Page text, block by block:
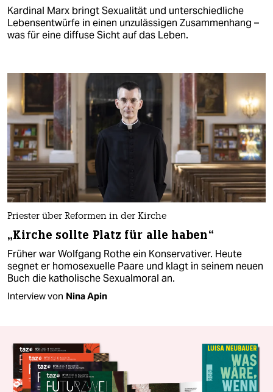
Kardinal Marx bringt Sexualität und unterschiedliche
Lebensentwürfe in einen unzulässigen Zusammenhang –
was für eine diffuse Sicht auf das Leben.
Priester über Reformen in der Kirche
„Kirche sollte Platz für alle haben“
Früher war Wolfgang Rothe ein Konservativer. Heute
segnet er homosexuelle Paare und klagt in seinem neuen
Buch die katholische Sexualmoral an.
Interview von Nina Apin